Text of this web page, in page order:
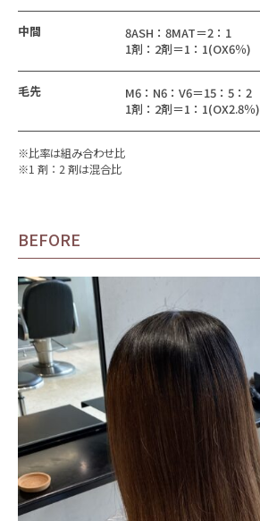
中間
8ASH：8MAT＝2：1
1剤：2剤＝1：1(OX6％)
毛先
M6：N6：V6＝15：5：2
1剤：2剤＝1：1(OX2.8％)
※比率は組み合わせ比
※1 剤：2 剤は混合比
BEFORE